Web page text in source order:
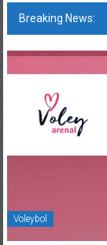
Breaking News:
Voleybol